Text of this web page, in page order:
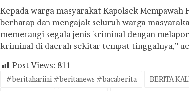
Kepada warga masyarakat Kapolsek Mempawah
berharap dan mengajak seluruh warga
memerangi segala jenis kriminal dengan
kriminal di daerah sekitar tempat tinggalnya,”
Post Views: 811
#beritahariini #beritanews #bacaberita BERITA